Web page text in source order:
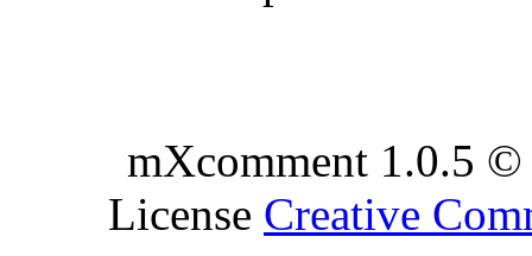
mXcomment 1.0.5
License Creative